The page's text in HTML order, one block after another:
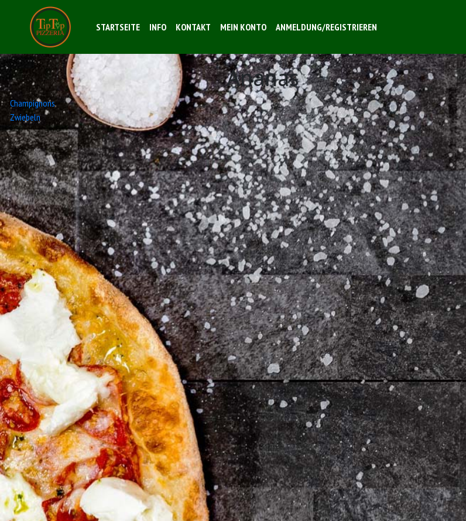
STARTSEITE INFO KONTAKT MEIN KONTO ANMELDUNG/REGISTRIEREN
Ananas
Beitrags-
Navigation
Champignons
Zwiebeln